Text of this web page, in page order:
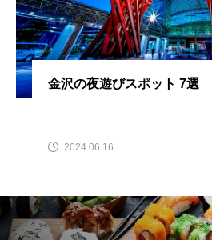
金沢の夜遊びスポット 7選
2024.06.16